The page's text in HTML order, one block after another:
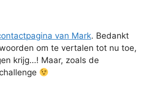
van Mark. Bedankt
om te vertalen tot nu toe,
krijg…! Maar, zoals de